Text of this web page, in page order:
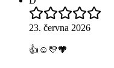
23. června 2026
👍☺️💛🧡